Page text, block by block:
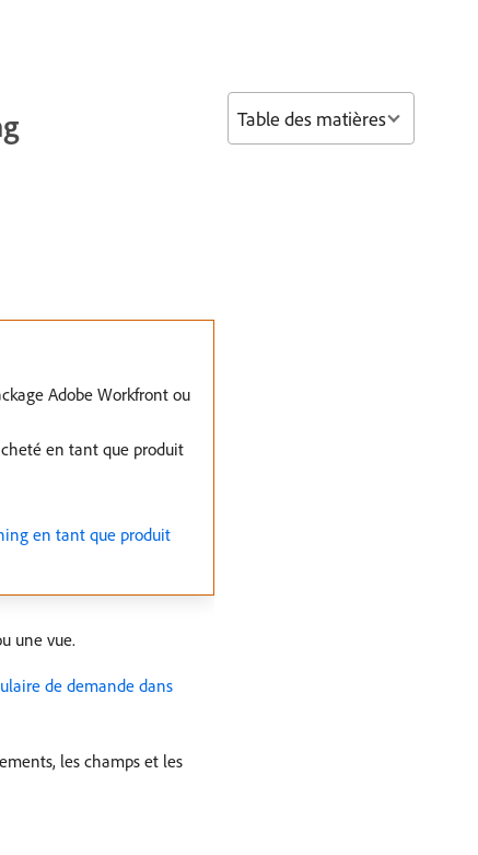
Adobe Workfront ou
en tant que produit
en tant que produit
une vue.
de demande dans
les champs et les
Table des matières